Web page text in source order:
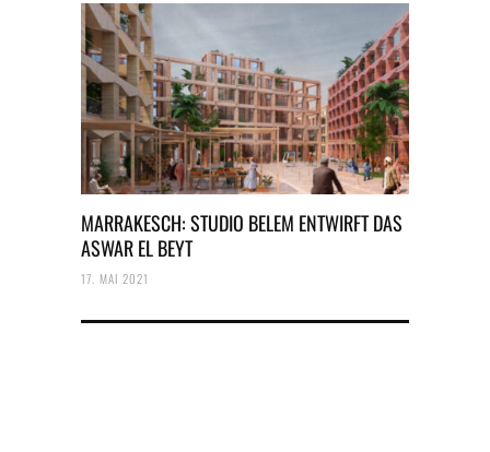
MARRAKESCH: STUDIO BELEM ENTWIRFT DAS
ASWAR EL BEYT
17. MAI 2021